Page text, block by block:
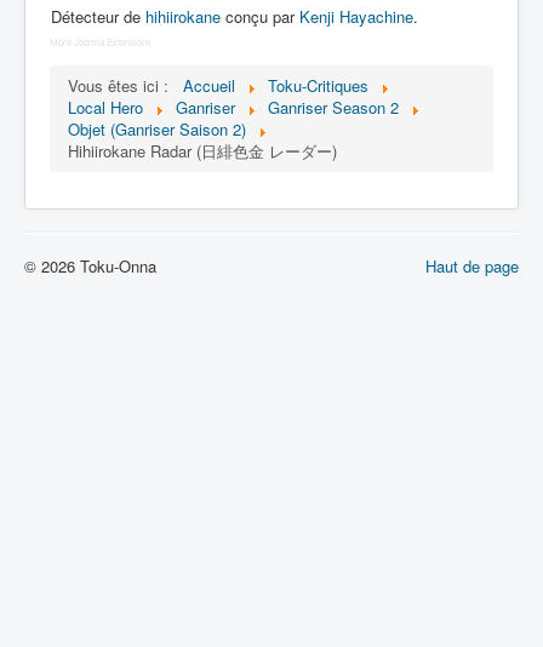
Dessins
Lexique
Tetsujin Ganriser Season 2 (鉄神
fer Ganriser Saison 2
Série
Détecteur de hihiirokane conçu par Kenji Hayachine.
More Joomla Extensions
Vous êtes ici : Accueil
Toku-Critiques
Local Hero
Ganriser
Ganriser Season 2
Objet (Ganriser Saison 2)
Hihiirokane Radar (日緋色金 レーダー)
Haut de page
© 2026 Toku-Onna